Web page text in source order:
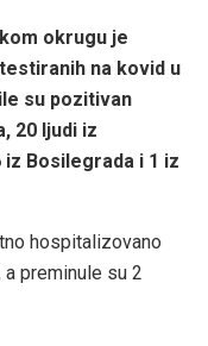
okrugu je
na kovid u
su pozitivan
20 ljudi iz
iz Bosilegrada i 1 iz
hospitalizovano
preminule su 2